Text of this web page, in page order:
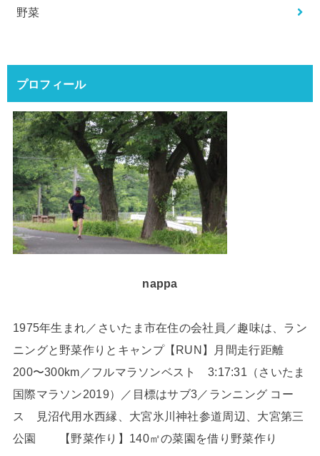
野菜
プロフィール
nappa
1975年生まれ／さいたま市在住の会社員／趣味は、ラン
ニングと野菜作りとキャンプ【RUN】月間走行距離
200〜300km／フルマラソンベスト 3:17:31（さいたま
国際マラソン2019）／目標はサブ3／ランニング コー
ス 見沼代用水西縁、大宮氷川神社参道周辺、大宮第三
公園 【野菜作り】140㎡の菜園を借り野菜作り